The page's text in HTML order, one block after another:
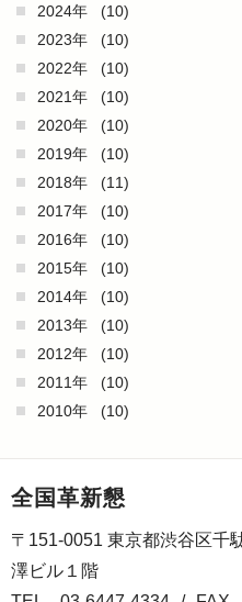
2024年
(10)
2023年
(10)
2022年
(10)
2021年
(10)
2020年
(10)
2019年
(10)
2018年
(11)
2017年
(10)
2016年
(10)
2015年
(10)
2014年
(10)
2013年
(10)
2012年
(10)
2011年
(10)
2010年
(10)
全国革新懇
〒151-0051 東京都渋谷区
澤ビル１階